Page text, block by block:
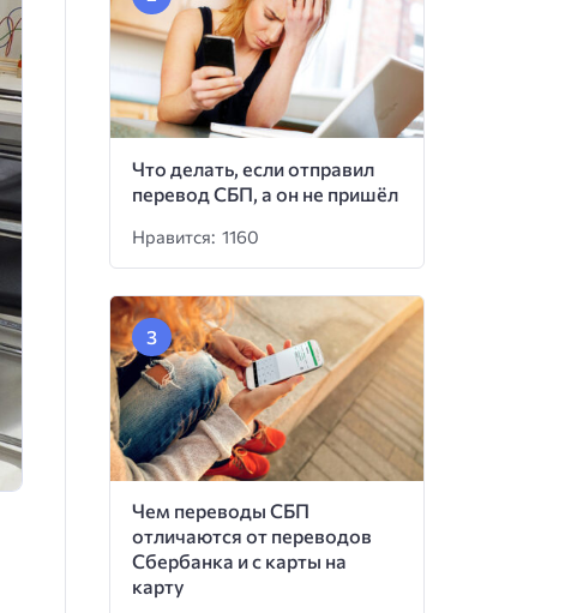
Что делать, если отправил
перевод СБП, а он не пришёл
Нравится: 1160
Чем переводы СБП
отличаются от переводов
Сбербанка и с карты на
карту